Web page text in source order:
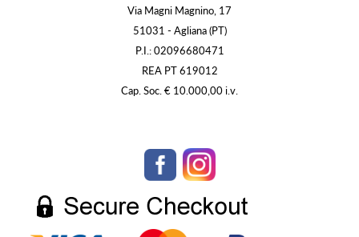
Via Magni Magnino, 17
51031 - Agliana (PT)
P.I.: 02096680471
REA PT 619012
Cap. Soc. € 10.000,00 i.v.